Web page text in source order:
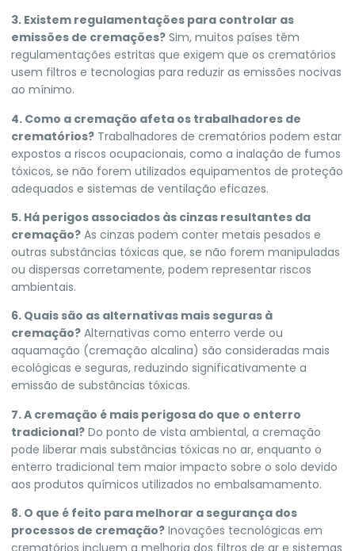
3. Existem regulamentações para controlar as
emissões de cremações? Sim, muitos países têm
regulamentações estritas que exigem que os crematórios
usem filtros e tecnologias para reduzir as emissões nocivas
ao mínimo.
4. Como a cremação afeta os trabalhadores de
crematórios? Trabalhadores de crematórios podem estar
expostos a riscos ocupacionais, como a inalação de fumos
tóxicos, se não forem utilizados equipamentos de proteção
adequados e sistemas de ventilação eficazes.
5. Há perigos associados às cinzas resultantes da
cremação? As cinzas podem conter metais pesados e
outras substâncias tóxicas que, se não forem manipuladas
ou dispersas corretamente, podem representar riscos
ambientais.
6. Quais são as alternativas mais seguras à
cremação? Alternativas como enterro verde ou
aquamação (cremação alcalina) são consideradas mais
ecológicas e seguras, reduzindo significativamente a
emissão de substâncias tóxicas.
7. A cremação é mais perigosa do que o enterro
tradicional? Do ponto de vista ambiental, a cremação
pode liberar mais substâncias tóxicas no ar, enquanto o
enterro tradicional tem maior impacto sobre o solo devido
aos produtos químicos utilizados no embalsamamento.
8. O que é feito para melhorar a segurança dos
processos de cremação? Inovações tecnológicas em